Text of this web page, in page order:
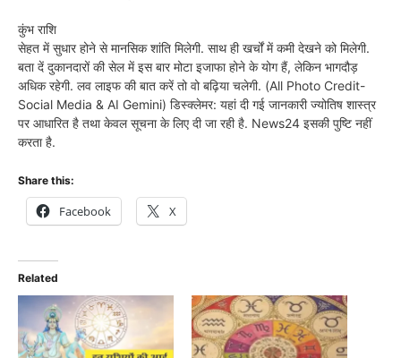
कुंभ राशि
सेहत में सुधार होने से मानसिक शांति मिलेगी. साथ ही खर्चों में कमी देखने को मिलेगी.
बता दें दुकानदारों की सेल में इस बार मोटा इजाफा होने के योग हैं, लेकिन भागदौड़
अधिक रहेगी. लव लाइफ की बात करें तो वो बढ़िया चलेगी. (All Photo Credit-
Social Media & AI Gemini) डिस्क्लेमर: यहां दी गई जानकारी ज्योतिष शास्त्र
पर आधारित है तथा केवल सूचना के लिए दी जा रही है. News24 इसकी पुष्टि नहीं
करता है.
Share this:
Facebook X
Related